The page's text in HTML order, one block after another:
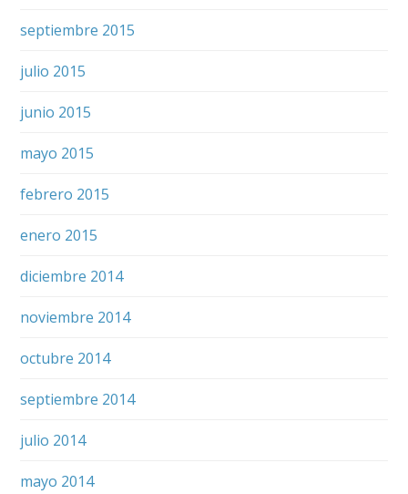
septiembre 2015
julio 2015
junio 2015
mayo 2015
febrero 2015
enero 2015
diciembre 2014
noviembre 2014
octubre 2014
septiembre 2014
julio 2014
mayo 2014